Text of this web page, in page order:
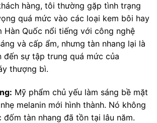
hàng, tôi thường gặp tình trạng
quá mức vào các loại kem bôi hay
Hàn Quốc nổi tiếng với công nghệ
và cấp ẩm, nhưng tàn nhang lại là
đến sự tập trung quá mức của
thượng bì.
Mỹ phẩm chủ yếu làm sáng bề mặt
melanin mới hình thành. Nó không
đốm tàn nhang đã tồn tại lâu năm.